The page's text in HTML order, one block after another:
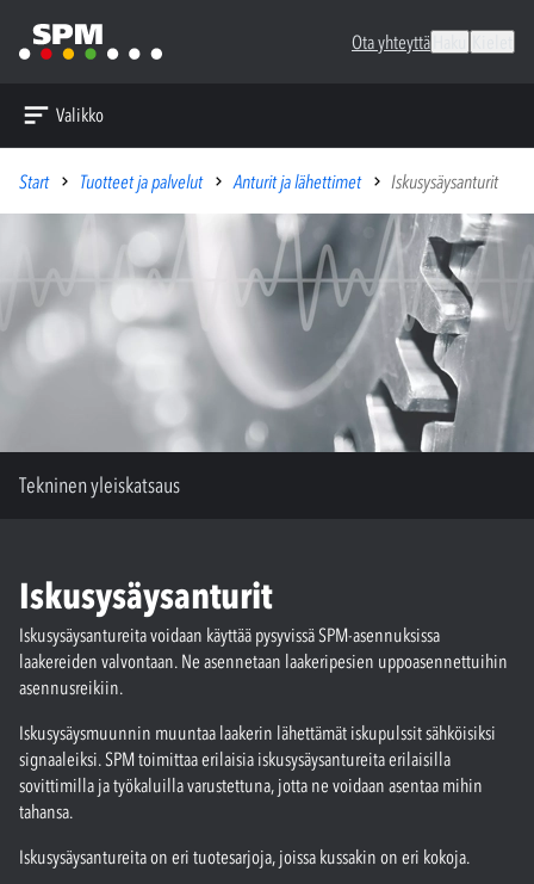
Ota yhteyttä
Valikko
Start Tuotteet ja palvelut Anturit ja lähettimet Iskusysäysanturit
Tekninen yleiskatsaus
Iskusysäysanturit
Iskusysäysantureita voidaan käyttää pysyvissä SPM-asennuksissa
laakereiden valvontaan. Ne asennetaan laakeripesien uppoasennettuihin
asennusreikiin.
Iskusysäysmuunnin muuntaa laakerin lähettämät iskupulssit sähköisiksi
signaaleiksi. SPM toimittaa erilaisia iskusysäysantureita erilaisilla
sovittimilla ja työkaluilla varustettuna, jotta ne voidaan asentaa mihin
tahansa.
Iskusysäysantureita on eri tuotesarjoja, joissa kussakin on eri kokoja.